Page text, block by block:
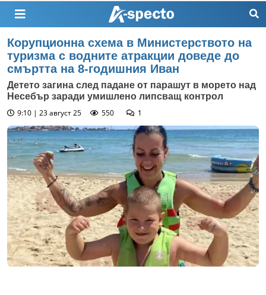
Корупционна схема в Министерството на
туризма с водните атракции доведе до
смъртта на 8-годишния Иван
Детето загина след падане от парашут в морето над
Несебър заради умишлено липсващ контрол
9:10 | 23 август 25
550 1